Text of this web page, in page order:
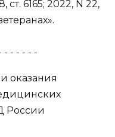
ст. 6165; 2022, N 22,
оказания
России